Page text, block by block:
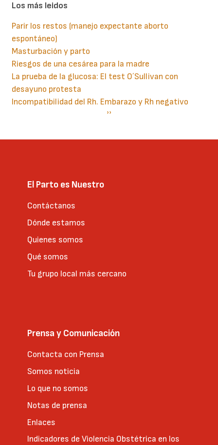
Los más leidos
Parir los restos (manejo expectante aborto
espontáneo)
Masturbación y parto
Riesgos de una cesárea para la madre
La prueba de la glucosa: El test O´Sullivan con
desayuno protesta
Incompatibilidad del Rh. Embarazo y Rh negativo
Siguiente
››
El Parto es Nuestro
Contáctanos
Dónde estamos
Quienes somos
Qué somos
Tu grupo local más cercano
Prensa y Comunicación
Contacta con Prensa
Somos noticia
Lo que no somos
Notas de prensa
Enlaces
Indicadores de Violencia Obstétrica en los